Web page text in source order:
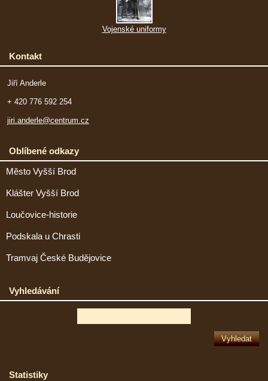
Vojenské uniformy
Kontakt
Jiří Anderle
+ 420 776 592 254
jiri.anderle@centrum.cz
Oblíbené odkazy
Město Vyšší Brod
Klášter Vyšší Brod
Loučovice-historie
Podskala u Chrasti
Tramvaj České Budějovice
Vyhledávání
Statistiky